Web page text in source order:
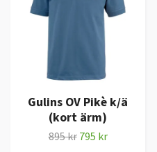
Gulins OV Pikè k/ä
(kort ärm)
895 kr 795 kr